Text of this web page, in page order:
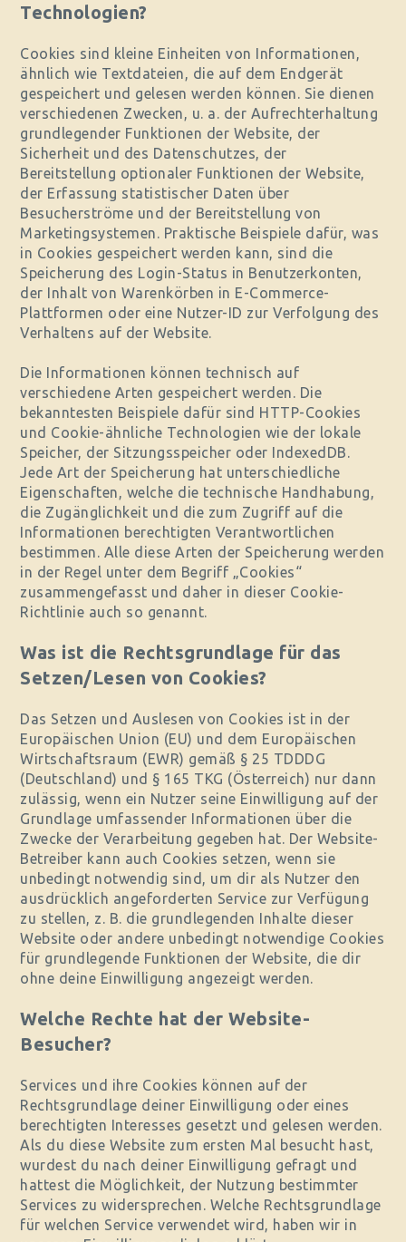
Technologien?
Cookies sind kleine Einheiten von Informationen,
ähnlich wie Textdateien, die auf dem Endgerät
gespeichert und gelesen werden können. Sie dienen
verschiedenen Zwecken, u. a. der Aufrechterhaltung
grundlegender Funktionen der Website, der
Sicherheit und des Datenschutzes, der
Bereitstellung optionaler Funktionen der Website,
der Erfassung statistischer Daten über
Besucherströme und der Bereitstellung von
Marketingsystemen. Praktische Beispiele dafür, was
in Cookies gespeichert werden kann, sind die
Speicherung des Login-Status in Benutzerkonten,
der Inhalt von Warenkörben in E-Commerce-
Plattformen oder eine Nutzer-ID zur Verfolgung des
Verhaltens auf der Website.
Die Informationen können technisch auf
verschiedene Arten gespeichert werden. Die
bekanntesten Beispiele dafür sind HTTP-Cookies
und Cookie-ähnliche Technologien wie der lokale
Speicher, der Sitzungsspeicher oder IndexedDB.
Jede Art der Speicherung hat unterschiedliche
Eigenschaften, welche die technische Handhabung,
die Zugänglichkeit und die zum Zugriff auf die
Informationen berechtigten Verantwortlichen
bestimmen. Alle diese Arten der Speicherung werden
in der Regel unter dem Begriff „Cookies“
zusammengefasst und daher in dieser Cookie-
Richtlinie auch so genannt.
Was ist die Rechtsgrundlage für das
Setzen/Lesen von Cookies?
Das Setzen und Auslesen von Cookies ist in der
Europäischen Union (EU) und dem Europäischen
Wirtschaftsraum (EWR) gemäß § 25 TDDDG
(Deutschland) und § 165 TKG (Österreich) nur dann
zulässig, wenn ein Nutzer seine Einwilligung auf der
Grundlage umfassender Informationen über die
Zwecke der Verarbeitung gegeben hat. Der Website-
Betreiber kann auch Cookies setzen, wenn sie
unbedingt notwendig sind, um dir als Nutzer den
ausdrücklich angeforderten Service zur Verfügung
zu stellen, z. B. die grundlegenden Inhalte dieser
Website oder andere unbedingt notwendige Cookies
für grundlegende Funktionen der Website, die dir
ohne deine Einwilligung angezeigt werden.
Welche Rechte hat der Website-
Besucher?
Services und ihre Cookies können auf der
Rechtsgrundlage deiner Einwilligung oder eines
berechtigten Interesses gesetzt und gelesen werden.
Als du diese Website zum ersten Mal besucht hast,
wurdest du nach deiner Einwilligung gefragt und
hattest die Möglichkeit, der Nutzung bestimmter
Services zu widersprechen. Welche Rechtsgrundlage
für welchen Service verwendet wird, haben wir in